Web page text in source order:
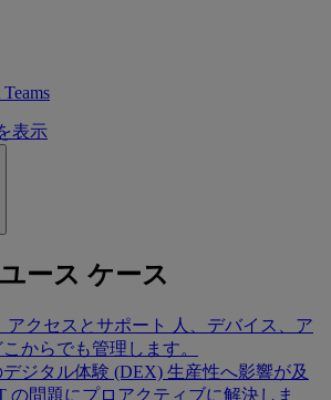
表示
ース ケース
アクセスとサポート
人、デバイス、ア
からでも管理します。
ジタル体験 (DEX) 生産性へ影響が及
の問題にプロアクティブに解決しま